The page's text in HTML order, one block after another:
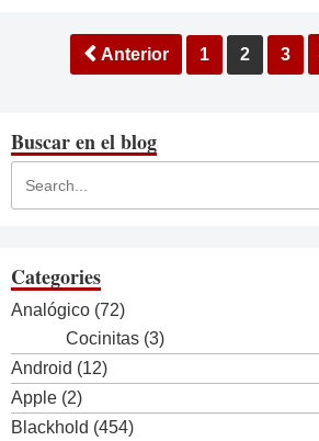
Paginació
entrades
Anterior 1 2 3
Buscar en el blog
Categories
Analógico (72)
Cocinitas (3)
Android (12)
Apple (2)
Blackhold (454)